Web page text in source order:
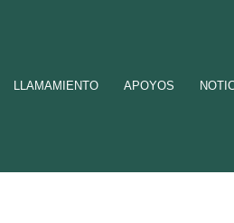
LLAMAMIENTO APOYOS